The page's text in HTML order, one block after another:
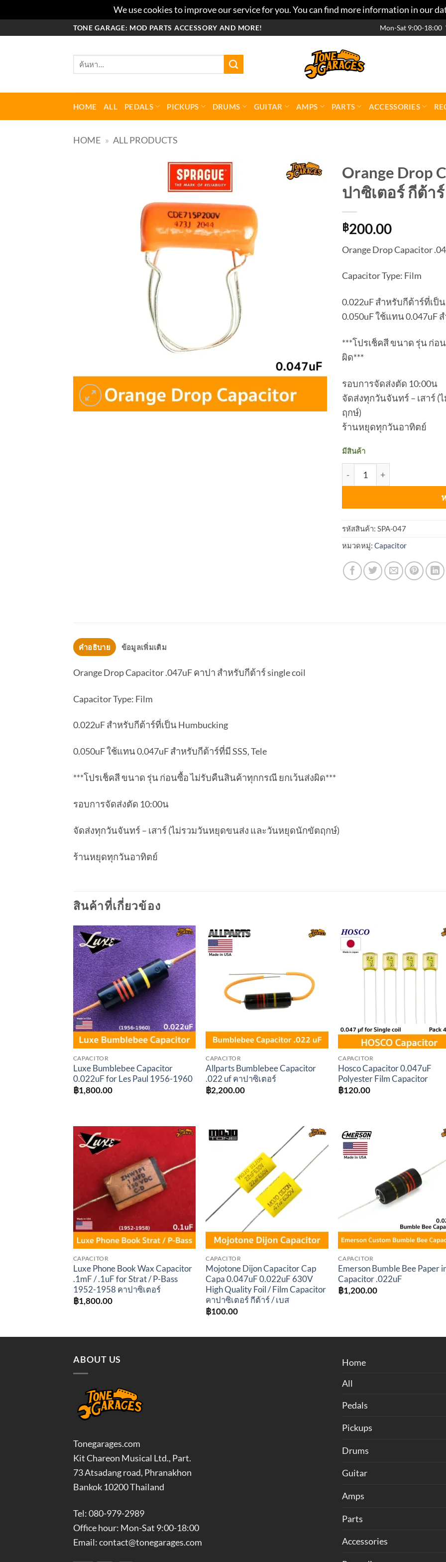
We use cookies to improve our service for you. You can find more information in our
TONE GARAGE: MOD PARTS ACCESSORY AND MORE! Mon-Sat 9:00-18:00
ค้นหา:
HOME ALL PEDALS PICKUPS DRUMS GUITAR AMPS PARTS ACCESSORIES
HOME » ALL PRODUCTS
Orange Drop
ปาซิเตอร์ กีต้าร์
฿200.00
Orange Drop Capacitor
Capacitor Type: Film
0.022uF สำหรับกีต้าร์ที่เป็
0.050uF ใช้แทน 0.047uF
***โปรเช็คสี ขนาด รุ่น ก่
ผิด***
รอบการจัดส่งตัด 10:00น
จัดส่งทุกวันจันทร์ – เสาร์
ฤกษ์)
ร้านหยุดทุกวันอาทิตย์
มีสินค้า
รหัสสินค้า: SPA-047
หมวดหมู่: Capacitor
คำอธิบาย ข้อมูลเพิ่มเติม
Orange Drop Capacitor .047uF คาปา สำหรับกีต้าร์ single coil
Capacitor Type: Film
0.022uF สำหรับกีต้าร์ที่เป็น Humbucking
0.050uF ใช้แทน 0.047uF สำหรับกีต้าร์ที่มี SSS, Tele
***โปรเช็คสี ขนาด รุ่น ก่อนซื้อ ไม่รับคืนสินค้าทุกกรณี ยกเว้นส่งผิด***
รอบการจัดส่งตัด 10:00น
จัดส่งทุกวันจันทร์ – เสาร์ (ไม่รวมวันหยุดขนส่ง และวันหยุดนักขัตฤกษ์)
ร้านหยุดทุกวันอาทิตย์
สินค้าที่เกี่ยวข้อง
Add to
wishlist
CAPACITOR
Luxe Bumblebee Capacitor
0.022uF for Les Paul 1956-1960
฿1,800.00
CAPACITOR
Allparts Bumblebee Capacitor
.022 uf คาปาซิเตอร์
฿2,200.00
Add
CAPACITOR
Hosco Capacitor 0.047uF
Polyester Film Capacitor
฿120.00
wishlist
CAPACITOR
Luxe Phone Book Wax Capacitor
.1mF / .1uF for Strat / P-Bass
1952-1958 คาปาซิเตอร์
฿1,800.00
Add to
wishlist
CAPACITOR
Mojotone Dijon Capacitor Cap
Capa 0.047uF 0.022uF 630V
High Quality Foil / Film Capacitor
คาปาซิเตอร์ กีต้าร์ / เบส
฿100.00
CAPACITOR
Emerson Bumble Bee Paper
Capacitor .022uF
฿1,200.00
ABOUT US
Tonegarages.com
Kit Chareon Musical Ltd., Part.
73 Atsadang road, Phranakhon
Bankok 10200 Thailand
Tel: 080-979-2989
Office hour: Mon-Sat 9:00-18:00
Email: contact@tonegarages.com
Home
All
Pedals
Pickups
Drums
Guitar
Amps
Parts
Accessories